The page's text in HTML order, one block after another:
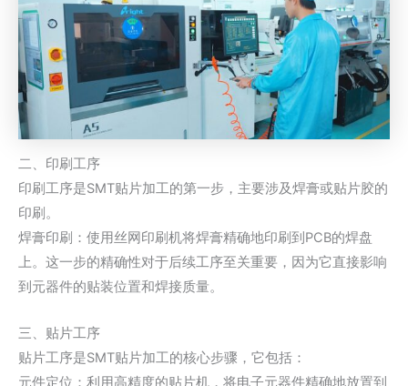
二、印刷工序
印刷工序是SMT贴片加工的第一步，主要涉及焊膏或贴片胶的
印刷。
焊膏印刷：使用丝网印刷机将焊膏精确地印刷到PCB的焊盘
上。这一步的精确性对于后续工序至关重要，因为它直接影响
到元器件的贴装位置和焊接质量。
三、贴片工序
贴片工序是SMT贴片加工的核心步骤，它包括：
元件定位：利用高精度的贴片机，将电子元器件精确地放置到